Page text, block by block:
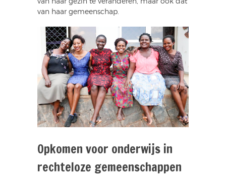
van haar gezin te veranderen, maar ook dat
van haar gemeenschap.
Opkomen voor onderwijs in
rechteloze gemeenschappen